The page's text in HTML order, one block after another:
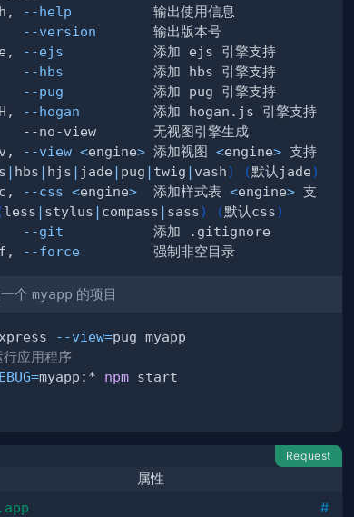
h,
--help
--version
e,
--ejs
--hbs
--pug
H,
--hogan
v,
--view <engine> 添加视图 <engine>
| hbs | hjs | jade | pug | twig | vash) (默认jade)
c,
--css <engine>
  添加样式表
<engine> 支
less | stylus | compass | sass) (默认css)
--git
f,
--force
个 myapp 的项目
--view=
应用程序
=myapp:* npm
Request
属性
#